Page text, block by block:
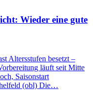
Wieder eine gute
Altersstufen besetzt –
läuft seit Mitte
Saisonstart
(obl) Die…